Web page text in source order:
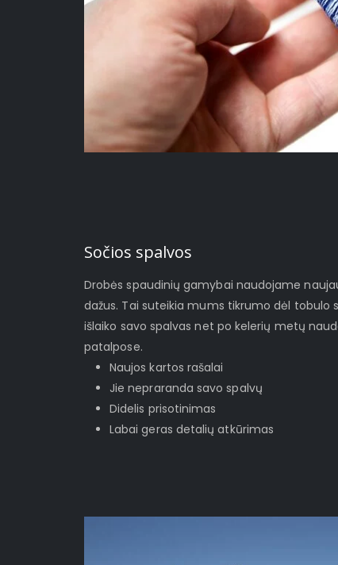
Sočios spalvos
Drobės spaudinių gamybai naudojame
dažus. Tai suteikia mums tikrumo dėl tobulo
išlaiko savo spalvas net po kelerių metų
patalpose.
Naujos kartos rašalai
Jie nepraranda savo spalvų
Didelis prisotinimas
Labai geras detalių atkūrimas